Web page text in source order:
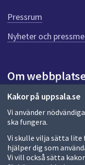
Kakor på uppsala.se
Vi använder
ska fungera.
Vi skulle vilja sätta
hjälper dig som
Vi vill också sätta
e
n
n
a
d
a
Pressrum
Nyheter och
Om
Om webbplatsen
Allmänna handlingar
Behandling av
Kakor